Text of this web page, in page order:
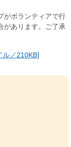
がボランティアで行
があります。ご了承
ル／210KB]